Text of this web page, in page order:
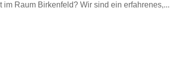
im Raum Birkenfeld? Wir sind ein erfahrenes,...